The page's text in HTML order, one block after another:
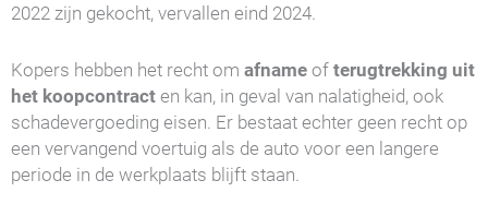
2022 zijn gekocht, vervallen eind 2024.
Kopers hebben het recht om afname of terugtrekking uit
het koopcontract en kan, in geval van nalatigheid, ook
schadevergoeding eisen. Er bestaat echter geen recht op
een vervangend voertuig als de auto voor een langere
periode in de werkplaats blijft staan.